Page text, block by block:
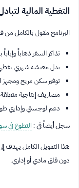
التغطية المالية
البرنامج ممّول بالكامل
تذاكر السفر ذهاباً
بدل معيشة شهري يغطي
توفير سكن مريح ومجهز
مصاريف إنتاجية
دعم لوجستي وإداري
سجل أيضاً في : التطوع في
هذا التمويل الكامل يهدف
دون قلق مادي أو إداري.